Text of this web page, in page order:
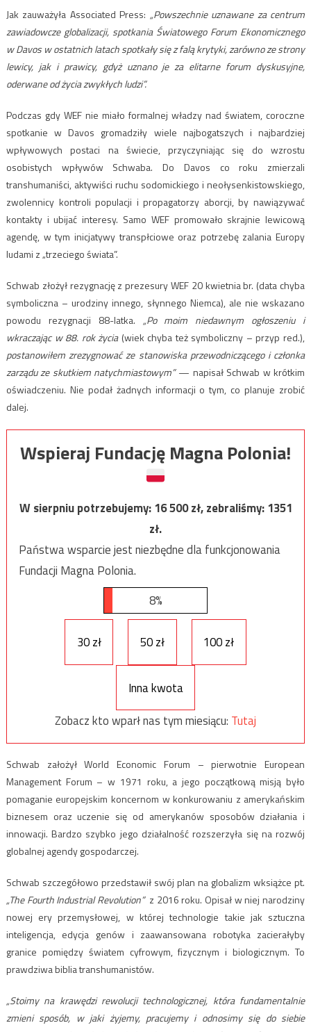
Jak zauważyła Associated Press: „Powszechnie uznawane za centrum
zawiadowcze globalizacji, spotkania Światowego Forum Ekonomicznego
w Davos w ostatnich latach spotkały się z falą krytyki, zarówno ze strony
lewicy, jak i prawicy, gdyż uznano je za elitarne forum dyskusyjne,
oderwane od życia zwykłych ludzi”.
Podczas gdy WEF nie miało formalnej władzy nad światem, coroczne
spotkanie w Davos gromadziły wiele najbogatszych i najbardziej
wpływowych postaci na świecie, przyczyniając się do wzrostu
osobistych wpływów Schwaba. Do Davos co roku zmierzali
transhumaniści, aktywiści ruchu sodomickiego i neołysenkistowskiego,
zwolennicy kontroli populacji i propagatorzy aborcji, by nawiązywać
kontakty i ubijać interesy. Samo WEF promowało skrajnie lewicową
agendę, w tym inicjatywy transpłciowe oraz potrzebę zalania Europy
ludami z „trzeciego świata”.
Schwab złożył rezygnację z prezesury WEF 20 kwietnia br. (data chyba
symboliczna – urodziny innego, słynnego Niemca), ale nie wskazano
powodu rezygnacji 88-latka. „Po moim niedawnym ogłoszeniu i
wkraczając w 88. rok życia(wiek chyba też symboliczny – przyp red.),
postanowiłem zrezygnować ze stanowiska przewodniczącego i członka
zarządu ze skutkiem natychmiastowym”— napisał Schwab w krótkim
oświadczeniu. Nie podał żadnych informacji o tym, co planuje zrobić
dalej.
Wspieraj Fundację Magna Polonia!
W sierpniu potrzebujemy:16 500zł, zebraliśmy:1351
zł.
Państwa wsparcie jest niezbędne dla funkcjonowania
Fundacji Magna Polonia.
8%
30 zł 50 zł 100 zł
Inna kwota
Zobacz kto wparł nas tym miesiącu: Tutaj
Schwab założył World Economic Forum – pierwotnie European
Management Forum – w 1971 roku, a jego początkową misją było
pomaganie europejskim koncernom w konkurowaniu z amerykańskim
biznesem oraz uczenie się od amerykanów sposobów działania i
innowacji. Bardzo szybko jego działalność rozszerzyła się na rozwój
globalnej agendy gospodarczej.
Schwab szczegółowo przedstawił swój plan na globalizm wksiążce pt.
„The Fourth Industrial Revolution”z 2016 roku. Opisał w niej narodziny
nowej ery przemysłowej, w której technologie takie jak sztuczna
inteligencja, edycja genów i zaawansowana robotyka zacierałyby
granice pomiędzy światem cyfrowym, fizycznym i biologicznym. To
prawdziwa biblia transhumanistów.
„Stoimy na krawędzi rewolucji technologicznej, która fundamentalnie
zmieni sposób, w jaki żyjemy, pracujemy i odnosimy się do siebie